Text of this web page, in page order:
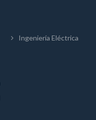
Ingeniería Eléctrica